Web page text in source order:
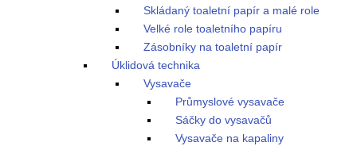
Skládaný toaletní papír a malé role
Velké role toaletního papíru
Zásobníky na toaletní papír
Úklidová technika
Vysavače
Průmyslové vysavače
Sáčky do vysavačů
Vysavače na kapaliny